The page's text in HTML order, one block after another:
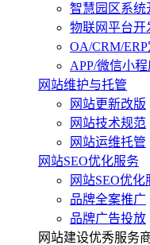
智慧园区系统
物联网平台开
OA/CRM/ERP
APP/微信小
网站维护与托管
网站更新改版
网站技术规范
网站运维托管
网站SEO优化服务
网站SEO优化
品牌全案推广
品牌广告投放
网站建设优秀服务